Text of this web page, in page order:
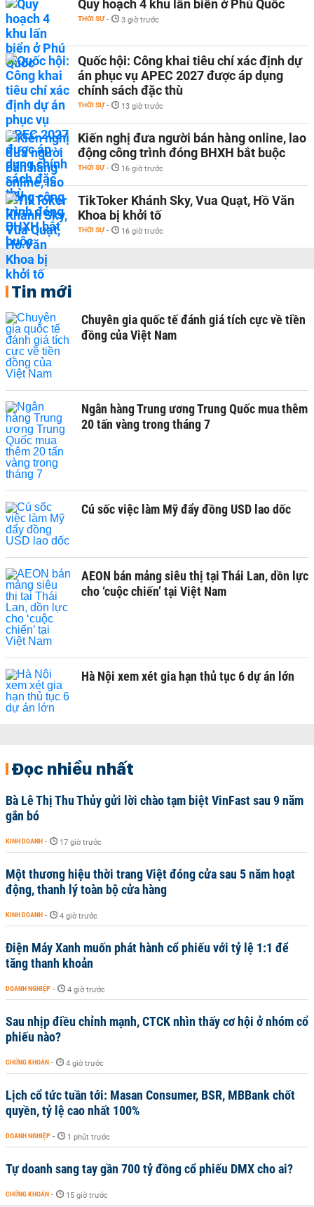
Quy hoạch 4 khu lấn biển ở Phú Quốc
THỜI SỰ - 3 giờ trước
Quốc hội: Công khai tiêu chí xác định dự
án phục vụ APEC 2027 được áp dụng
chính sách đặc thù
THỜI SỰ - 13 giờ trước
Kiến nghị đưa người bán hàng online, lao
động công trình đóng BHXH bắt buộc
THỜI SỰ - 16 giờ trước
TikToker Khánh Sky, Vua Quạt, Hồ Văn
Khoa bị khởi tố
THỜI SỰ - 16 giờ trước
Tin mới
Chuyên gia quốc tế đánh giá tích cực về tiền
đồng của Việt Nam
Ngân hàng Trung ương Trung Quốc mua thêm
20 tấn vàng trong tháng 7
Cú sốc việc làm Mỹ đẩy đồng USD lao dốc
AEON bán mảng siêu thị tại Thái Lan, dồn lực
cho ‘cuộc chiến’ tại Việt Nam
Hà Nội xem xét gia hạn thủ tục 6 dự án lớn
Đọc nhiều nhất
Bà Lê Thị Thu Thủy gửi lời chào tạm biệt VinFast sau 9 năm
gắn bó
KINH DOANH - 17 giờ trước
Một thương hiệu thời trang Việt đóng cửa sau 5 năm hoạt
động, thanh lý toàn bộ cửa hàng
KINH DOANH - 4 giờ trước
Điện Máy Xanh muốn phát hành cổ phiếu với tỷ lệ 1:1 để
tăng thanh khoản
DOANH NGHIỆP - 4 giờ trước
Sau nhịp điều chỉnh mạnh, CTCK nhìn thấy cơ hội ở nhóm cổ
phiếu nào?
CHỨNG KHOÁN - 4 giờ trước
Lịch cổ tức tuần tới: Masan Consumer, BSR, MBBank chốt
quyền, tỷ lệ cao nhất 100%
DOANH NGHIỆP - 1 phút trước
Tự doanh sang tay gần 700 tỷ đồng cổ phiếu DMX cho ai?
CHỨNG KHOÁN - 15 giờ trước